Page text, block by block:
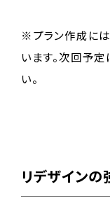
※プラン作成に
います。次回予
い。
リデザインの